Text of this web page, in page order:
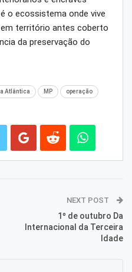
o ecossistema onde vive
em território antes coberto
da preservação do
Atlântica MP operação
NEXT POST
1º de outubro Da
Internacional da Terceira
Idade